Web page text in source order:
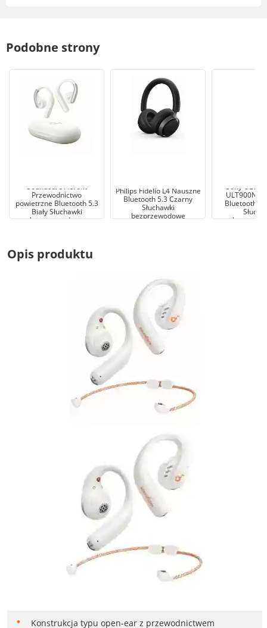
Podobne strony
Soundcore Aerofit
Przewodnictwo
powietrzne Bluetooth 5.3
Biały Słuchawki
bezprzewodowe
Philips Fidelio L4 Nauszne
Bluetooth 5.3 Czarny
Słuchawki
bezprzewodowe
Sony ULT
ULT900NB
Bluetooth
Opis produktu
Konstrukcja typu open-ear z przewodnictwem